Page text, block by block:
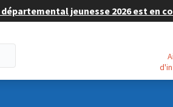
jeunesse 2026 est en
Aide - Plus